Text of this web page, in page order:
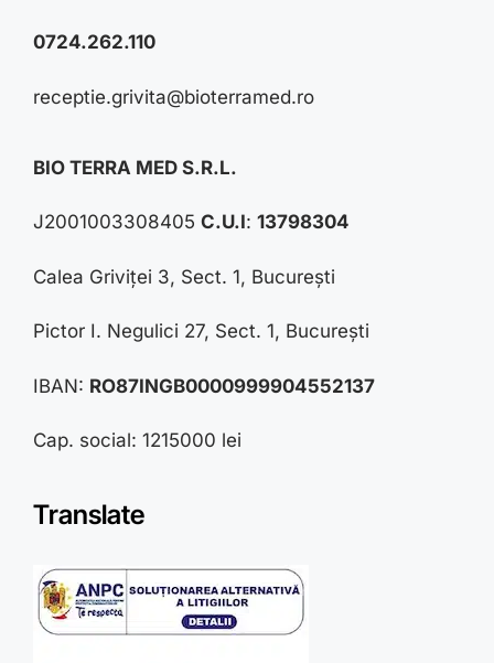
0724.262.110
receptie.grivita@bioterramed.ro
BIO TERRA MED S.R.L.
J2001003308405 C.U.I: 13798304
Calea Griviței 3, Sect. 1, București
Pictor I. Negulici 27, Sect. 1, București
IBAN: RO87INGB0000999904552137
Cap. social: 1215000 lei
Translate